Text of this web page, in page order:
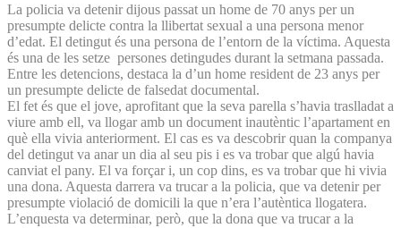
La policia va detenir dijous passat un home de 70 anys per un
presumpte delicte contra la llibertat sexual a una persona menor
d’edat. El detingut és una persona de l’entorn de la víctima. Aquesta
és una de les setze persones detingudes durant la setmana passada.
Entre les detencions, destaca la d’un home resident de 23 anys per
un presumpte delicte de falsedat documental.
El fet és que el jove, aprofitant que la seva parella s’havia traslladat a
viure amb ell, va llogar amb un document inautèntic l’apartament en
què ella vivia anteriorment. El cas es va descobrir quan la companya
del detingut va anar un dia al seu pis i es va trobar que algú havia
canviat el pany. El va forçar i, un cop dins, es va trobar que hi vivia
una dona. Aquesta darrera va trucar a la policia, que va detenir per
presumpte violació de domicili la que n’era l’autèntica llogatera.
L’enquesta va determinar, però, que la dona que va trucar a la